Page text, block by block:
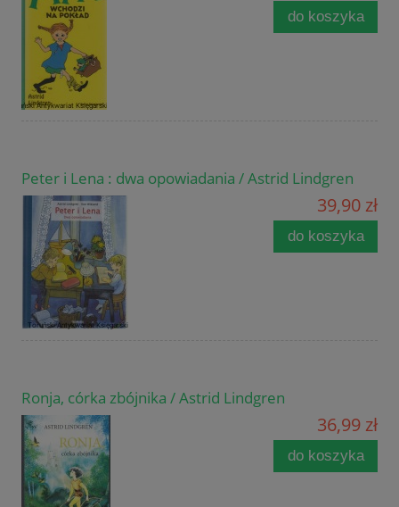
do koszyka
Peter i Lena : dwa opowiadania / Astrid Lindgren
39,90 zł
do koszyka
Ronja, córka zbójnika / Astrid Lindgren
36,99 zł
do koszyka